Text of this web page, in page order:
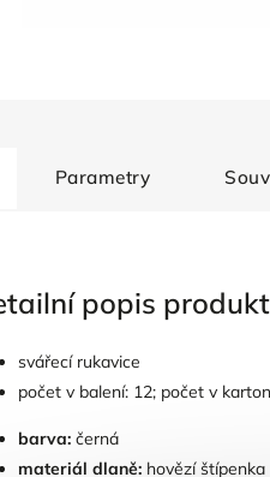
Parametry
popis
svářecí rukavice
počet v balení: 12; počet v
barva: černá
materiál dlaně: hovězí štípenka